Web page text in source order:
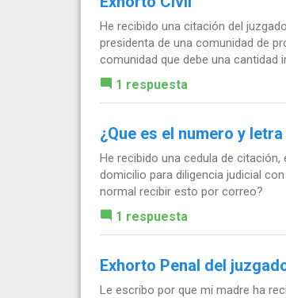
He recibido una citación del
presidenta de una comunidad de
comunidad que debe una cantidad
1 respuesta
¿Que es el numero y
He recibido una cedula de
domicilio para diligencia judicial
normal recibir esto por correo?
1 respuesta
Exhorto Penal del
Le escribo por que mi madre ha